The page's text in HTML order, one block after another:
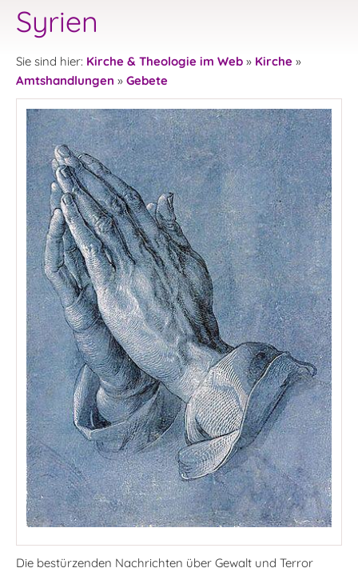
Syrien
Sie sind hier: Kirche & Theologie im Web » Kirche »
Amtshandlungen » Gebete
Die bestürzenden Nachrichten über Gewalt und Terror